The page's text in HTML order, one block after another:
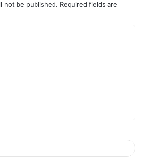
not be published. Required fields are